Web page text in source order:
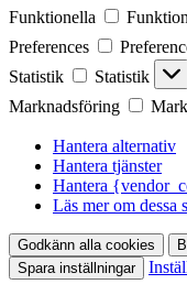
Funktionella
Preferences
Statistik
Statistik
Marknadsföring
Hantera alternativ
Hantera tjänster
Hantera
Läs mer om dessa
Godkänn alla cookies
Spara inställningar